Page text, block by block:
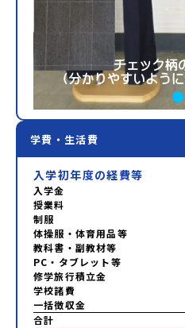
学費・生活費
入学初年度の経費等
入学金
授業料
制服
体操服・体育用品等
教科書・副教材等
PC・タブレット等
修学旅行積立金
学校諸費
一括徴収金
合計